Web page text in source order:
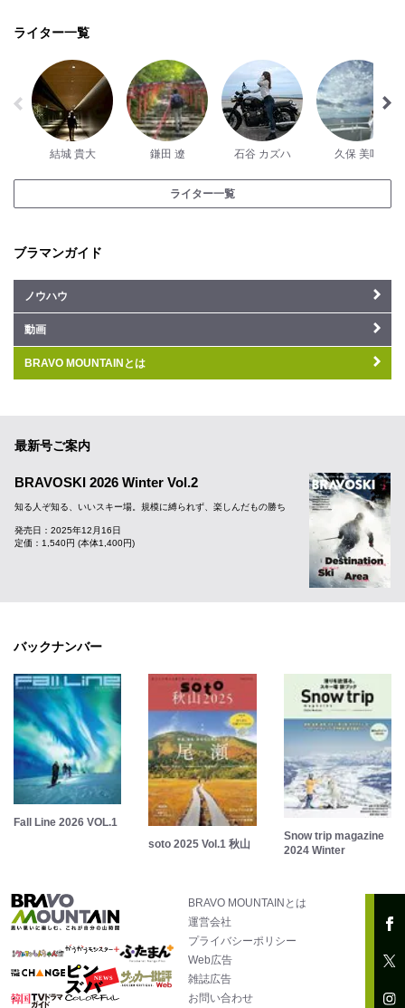
ライター一覧
結城 貴大 鎌田 遼 石谷 カズハ 久保 美咲
ライター一覧
ブラマンガイド
ノウハウ
動画
BRAVO MOUNTAINとは
最新号ご案内
BRAVOSKI 2026 Winter Vol.2
知る人ぞ知る、いいスキー場。規模に縛られず、楽しんだもの勝ち
発売日：2025年12月16日
定価：1,540円 (本体1,400円)
バックナンバー
Fall Line 2026 VOL.1
soto 2025 Vol.1 秋山
Snow trip magazine
2024 Winter
BRAVO MOUNTAINとは
運営会社
プライバシーポリシー
Web広告
雑誌広告
お問い合わせ